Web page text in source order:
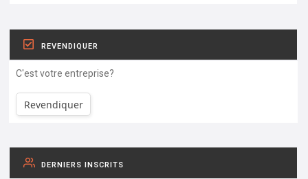
REVENDIQUER
C'est votre entreprise?
Revendiquer
DERNIERS INSCRITS